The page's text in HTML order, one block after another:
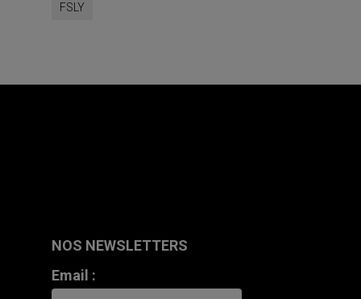
FSLY
NOS NEWSLETTERS
Email :